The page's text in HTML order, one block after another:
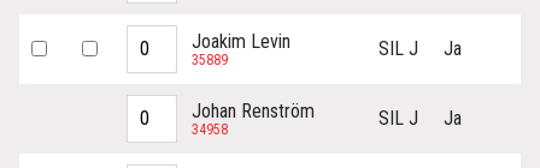
Joakim Levin
35889 SIL J Ja
Johan Renström
34958 SIL J Ja